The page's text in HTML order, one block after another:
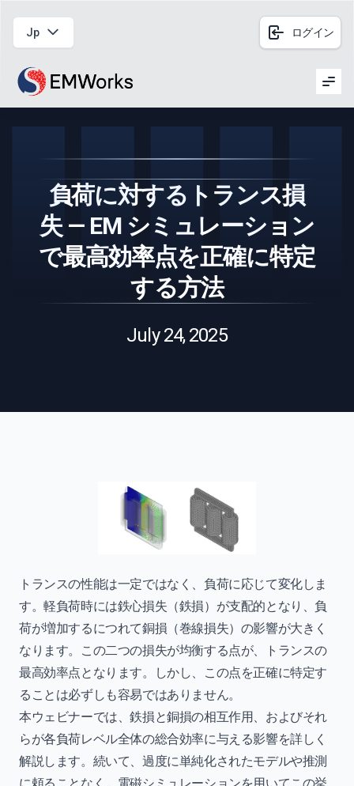
Jp ログイン
負荷に対するトランス損
失 — EM シミュレーション
で最高効率点を正確に特定
する方法
July 24, 2025
トランスの性能は一定ではなく、負荷に応じて変化しま
す。軽負荷時には鉄心損失（鉄損）が支配的となり、負
荷が増加するにつれて銅損（巻線損失）の影響が大きく
なります。この二つの損失が均衡する点が、トランスの
最高効率点となります。しかし、この点を正確に特定す
ることは必ずしも容易ではありません。
本ウェビナーでは、鉄損と銅損の相互作用、およびそれ
らが各負荷レベル全体の総合効率に与える影響を詳しく
解説します。続いて、過度に単純化されたモデルや推測